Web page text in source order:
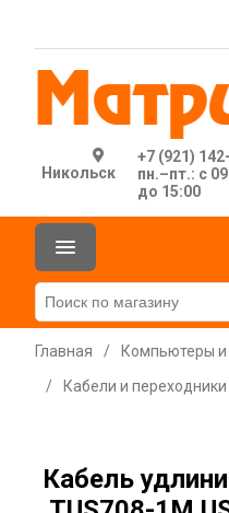
Никольск
+7 (921)
пн.–пт.: с
до 15:00
Главная / Компьютеры и
/
Кабели и переходники
Кабель